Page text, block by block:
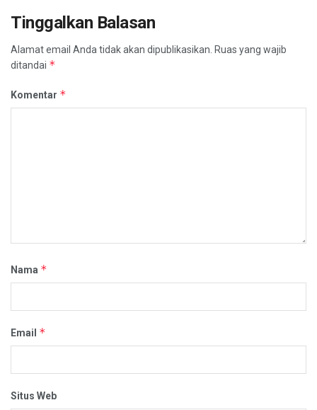
Tinggalkan Balasan
Alamat email Anda tidak akan dipublikasikan. Ruas yang wajib
ditandai *
Komentar *
Nama *
Email *
Situs Web